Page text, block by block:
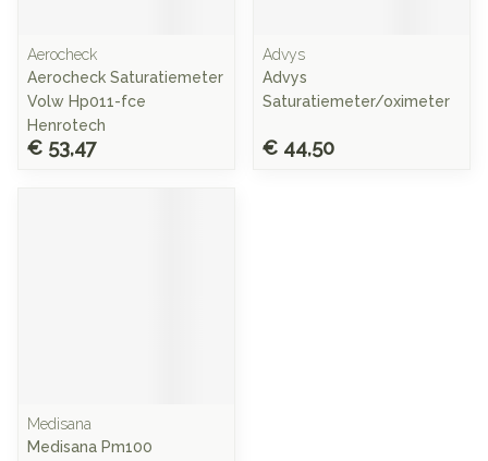
Aerocheck
Aerocheck Saturatiemeter
Volw Hp011-fce
Henrotech
€ 53,47
Advys
Advys
Saturatiemeter/oximeter
€ 44,50
Medisana
Medisana Pm100